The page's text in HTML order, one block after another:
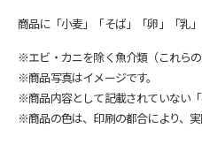
商品に「小麦」「そば」「卵」「乳
※エビ・カニを除く魚介類（これら
※商品写真はイメージです。
※商品内容として記載されていない
※商品の色は、印刷の都合により、実